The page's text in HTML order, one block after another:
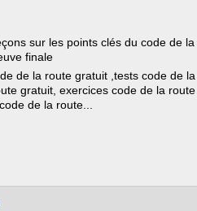
sur les points clés du code de la
finale
de la route gratuit ,tests code de la
gratuit, exercices code de la route
de la route...